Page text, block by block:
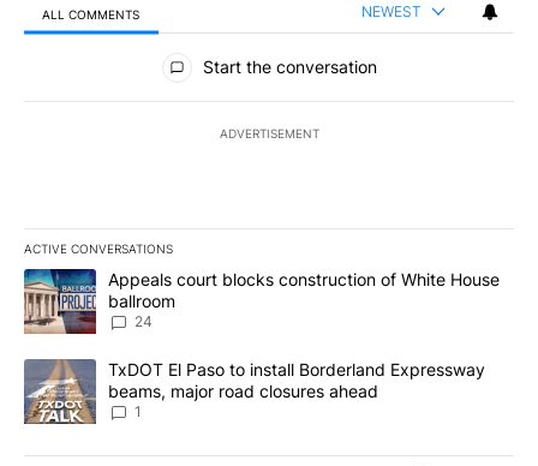
ALL COMMENTS NEWEST
All Comments
Start the conversation
ADVERTISEMENT
ACTIVE CONVERSATIONS
The following is a list of the most commented articles in the last
A trending article titled "Appeals court blocks construction of
Appeals court blocks construction of White House
ballroom
24
A trending article titled "TxDOT El Paso to install Borderland
TxDOT El Paso to install Borderland Expressway
beams, major road closures ahead
1